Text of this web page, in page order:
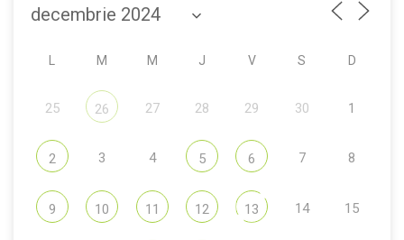
M M J V S D
25 26 27 28 29 30 1
2 3 4 5 6 7 8
9 10 11 12 13 14 15